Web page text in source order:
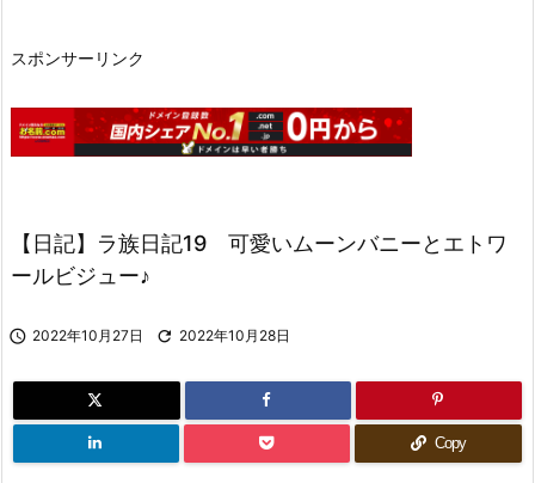
スポンサーリンク
【日記】ラ族日記19 可愛いムーンバニーとエトワ
ールビジュー♪
 2022年10月27日  2022年10月28日
Copy